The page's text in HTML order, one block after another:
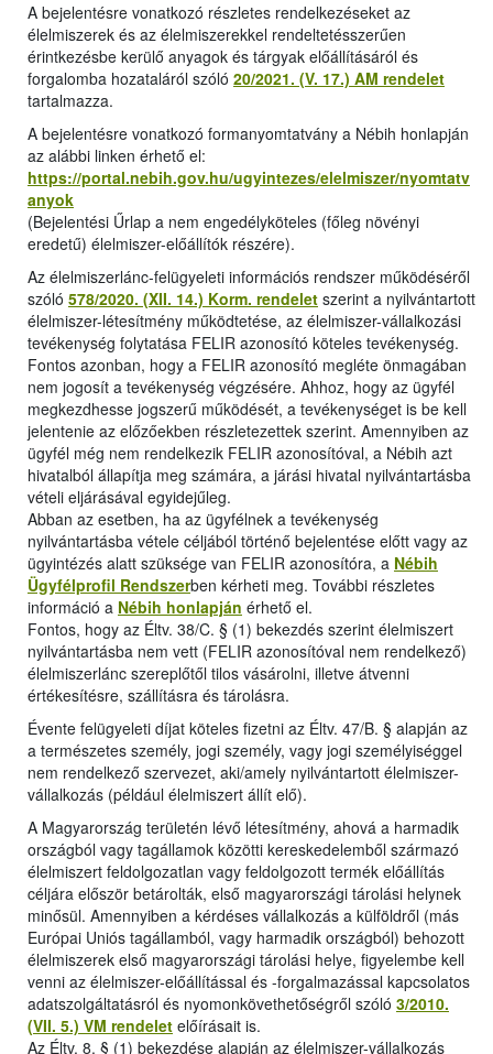
A bejelentésre vonatkozó részletes rendelkezéseket az
élelmiszerek és az élelmiszerekkel rendeltetésszerűen
érintkezésbe kerülő anyagok és tárgyak előállításáról és
forgalomba hozataláról szóló 20/2021. (V. 17.) AM rendelet
tartalmazza.
A bejelentésre vonatkozó formanyomtatvány a Nébih honlapján
az alábbi linken érhető el:
https://portal.nebih.gov.hu/ugyintezes/elelmiszer/nyomtatv
anyok
(Bejelentési Űrlap a nem engedélyköteles (főleg növényi
eredetű) élelmiszer-előállítók részére).
Az élelmiszerlánc-felügyeleti információs rendszer működéséről
szóló 578/2020. (XII. 14.) Korm. rendelet szerint a nyilvántartott
élelmiszer-létesítmény működtetése, az élelmiszer-vállalkozási
tevékenység folytatása FELIR azonosító köteles tevékenység.
Fontos azonban, hogy a FELIR azonosító megléte önmagában
nem jogosít a tevékenység végzésére. Ahhoz, hogy az ügyfél
megkezdhesse jogszerű működését, a tevékenységet is be kell
jelentenie az előzőekben részletezettek szerint. Amennyiben az
ügyfél még nem rendelkezik FELIR azonosítóval, a Nébih azt
hivatalból állapítja meg számára, a járási hivatal nyilvántartásba
vételi eljárásával egyidejűleg.
Abban az esetben, ha az ügyfélnek a tevékenység
nyilvántartásba vétele céljából történő bejelentése előtt vagy az
ügyintézés alatt szüksége van FELIR azonosítóra, a Nébih
Ügyfélprofil Rendszerben kérheti meg. További részletes
információ a Nébih honlapján érhető el.
Fontos, hogy az Éltv. 38/C. § (1) bekezdés szerint élelmiszert
nyilvántartásba nem vett (FELIR azonosítóval nem rendelkező)
élelmiszerlánc szereplőtől tilos vásárolni, illetve átvenni
értékesítésre, szállításra és tárolásra.
Évente felügyeleti díjat köteles fizetni az Éltv. 47/B. § alapján az
a természetes személy, jogi személy, vagy jogi személyiséggel
nem rendelkező szervezet, aki/amely nyilvántartott élelmiszer-
vállalkozás (például élelmiszert állít elő).
A Magyarország területén lévő létesítmény, ahová a harmadik
országból vagy tagállamok közötti kereskedelemből származó
élelmiszert feldolgozatlan vagy feldolgozott termék előállítás
céljára először betárolták, első magyarországi tárolási helynek
minősül. Amennyiben a kérdéses vállalkozás a külföldről (más
Európai Uniós tagállamból, vagy harmadik országból) behozott
élelmiszerek első magyarországi tárolási helye, figyelembe kell
venni az élelmiszer-előállítással és -forgalmazással kapcsolatos
adatszolgáltatásról és nyomonkövethetőségről szóló 3/2010.
(VII. 5.) VM rendelet előírásait is.
Az Éltv. 8. § (1) bekezdése alapján az élelmiszer-vállalkozás